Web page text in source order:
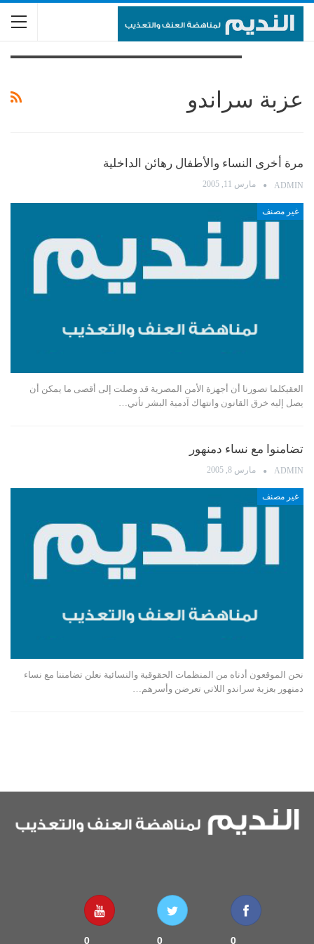
عزبة سراندو
مرة أخرى النساء والأطفال رهائن الداخلية
ADMIN مارس 11, 2005
غير مصنف
العقيكلما تصورنا أن أجهزة الأمن المصرية قد وصلت إلى أقصى ما يمكن أن
يصل إليه خرق القانون وانتهاك آدمية البشر تأتي…
تضامنوا مع نساء دمنهور
ADMIN مارس 8, 2005
غير مصنف
نحن الموقعون أدناه من المنظمات الحقوقية والنسائية نعلن تضامننا مع نساء
دمنهور بعزبة سراندو اللاتي تعرضن وأسرهم…
0
0
0